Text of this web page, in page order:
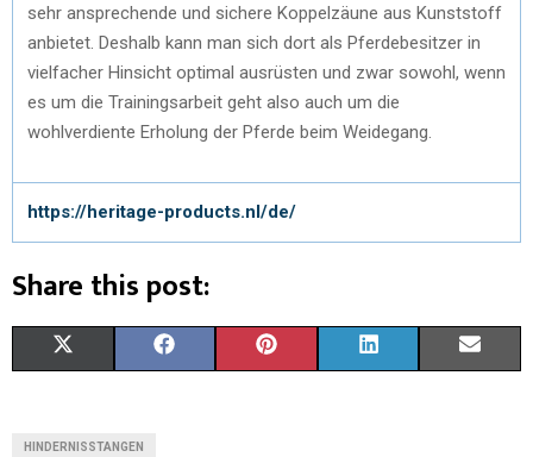
sehr ansprechende und sichere Koppelzäune aus Kunststoff
anbietet. Deshalb kann man sich dort als Pferdebesitzer in
vielfacher Hinsicht optimal ausrüsten und zwar sowohl, wenn
es um die Trainingsarbeit geht also auch um die
wohlverdiente Erholung der Pferde beim Weidegang.
https://heritage-products.nl/de/
Share this post:
HINDERNISSTANGEN